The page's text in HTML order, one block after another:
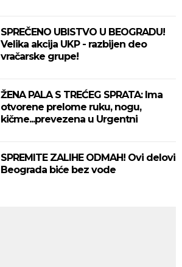
SPREČENO UBISTVO U BEOGRADU!
Velika akcija UKP - razbijen deo
vračarske grupe!
ŽENA PALA S TREĆEG SPRATA: Ima
otvorene prelome ruku, nogu,
kičme...prevezena u Urgentni
SPREMITE ZALIHE ODMAH! Ovi delovi
Beograda biće bez vode